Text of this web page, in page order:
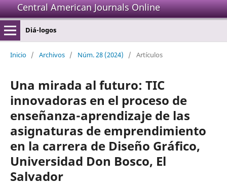
Central American Journals Online
Diá-logos
Inicio / Archivos / Núm. 28 (2024) / Artículos
Una mirada al futuro: TIC
innovadoras en el proceso de
enseñanza-aprendizaje de las
asignaturas de emprendimiento
en la carrera de Diseño Gráfico,
Universidad Don Bosco, El
Salvador